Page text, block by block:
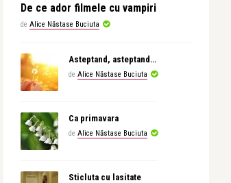
De ce ador filmele cu vampiri
de Alice Năstase Buciuta
Asteptand, asteptand…
de Alice Năstase Buciuta
Ca primavara
de Alice Năstase Buciuta
Sticluta cu lasitate